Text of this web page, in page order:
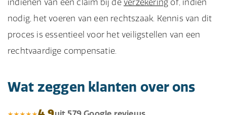
indienen van een claim bij de verzekering of, indien
nodig, het voeren van een rechtszaak. Kennis van dit
proces is essentieel voor het veiligstellen van een
rechtvaardige compensatie.
Wat zeggen klanten over ons